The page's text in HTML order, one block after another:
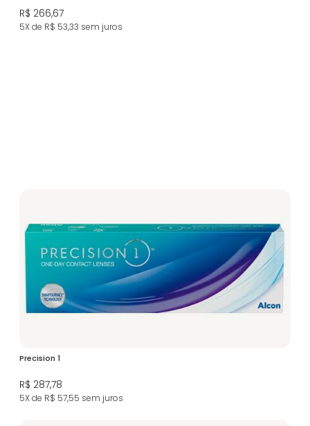
R$ 266,67
5X de R$ 53,33 sem juros
Precision 1
R$ 287,78
5X de R$ 57,55 sem juros